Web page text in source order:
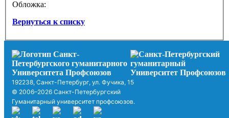
Обложка:
Вернуться к списку
192238, Санкт-Петербург, ул. Фучика, 15
© 2006–2026 Санкт-Петербургский
Гуманитарный университет профсоюзов.